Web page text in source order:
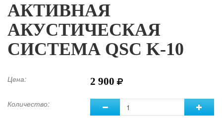
АКТИВНАЯ
АКУСТИЧЕСКАЯ
СИСТЕМА QSC K-10
Цена: 2 900
Количество: